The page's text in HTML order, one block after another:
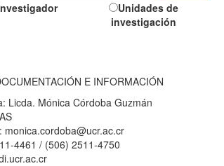
Unidades de
investigación
E INFORMACIÓN
Licda. Mónica Córdoba Guzmán
monica.cordoba@ucr.ac.cr
4461 / (506) 2511-4750